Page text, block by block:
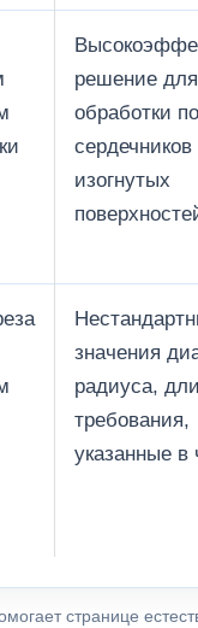
решение для
обработки
сердечников
изогнутых
значения
радиуса,
требования,
указанные в
странице